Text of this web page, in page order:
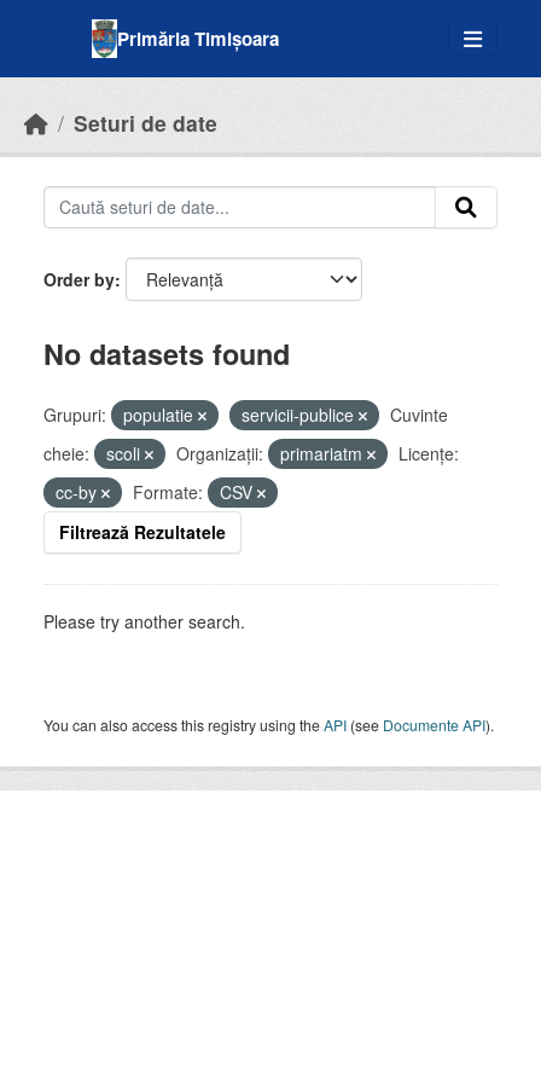
Primăria Timișoara
Seturi de date
Order by
No datasets found
Grupuri: populatie servicii-publice
Cuvinte
cheie:
scoli Organizații: primariatm
Licenţe:
cc-by
Formate:
CSV
Filtrează Rezultatele
Please try another search.
You can also access this registry using theAPI (see Documente API).